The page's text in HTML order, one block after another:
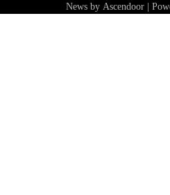
News by Ascendoor|